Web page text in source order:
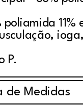
11%
P.
de Medidas